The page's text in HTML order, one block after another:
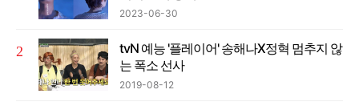
2023-06-30
tvN 예능 '플레이어' 송해나X정혁 멈추지 않
는 폭소 선사
2019-08-12